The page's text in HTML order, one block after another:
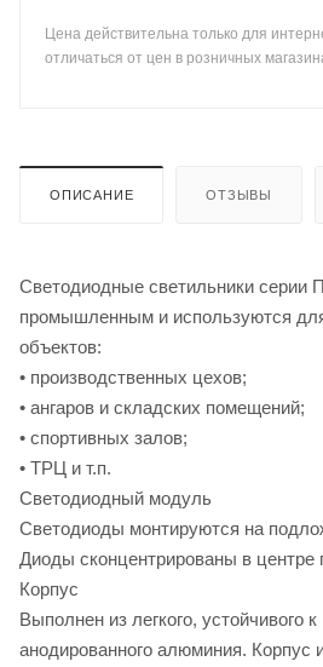
Цена действительна только для
отличаться от цен в розничных
ОПИСАНИЕ ОТЗЫВЫ
Светодиодные светильники серии
промышленным и используются
объектов:
• производственных цехов;
• ангаров и складских помещений;
• спортивных залов;
• ТРЦ и т.п.
Светодиодный модуль
Светодиоды монтируются на
Диоды cконцентрированы в центре
Корпус
Выполнен из легкого, устойчивого к
анодированного алюминия.